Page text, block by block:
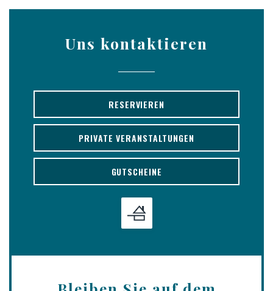
Uns kontaktieren
RESERVIEREN
PRIVATE VERANSTALTUNGEN
GUTSCHEINE